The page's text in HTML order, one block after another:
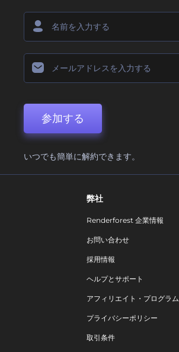
参加する
いつでも簡単に解約できます。
弊社
Renderforest 企業情報
お問い合わせ
採用情報
ヘルプとサポート
アフィリエイト・プログラム
プライバシーポリシー
取引条件